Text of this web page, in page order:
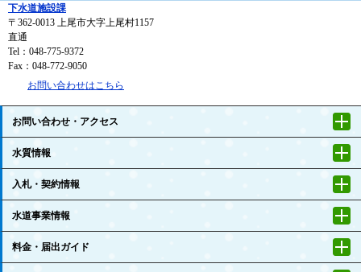
下水道施設課
〒362-0013 上尾市大字上尾村1157
直通
Tel：048-775-9372
Fax：048-772-9050
お問い合わせはこちら
お問い合わせ・アクセス
水質情報
入札・契約情報
水道事業情報
料金・届出ガイド